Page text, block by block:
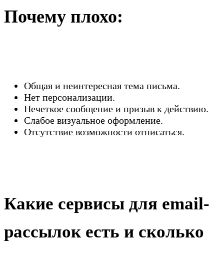
Почему плохо:
Общая и неинтересная тема письма.
Нет персонализации.
Нечеткое сообщение и призыв к действию.
Слабое визуальное оформление.
Отсутствие возможности отписаться.
Какие сервисы для email-
рассылок есть и сколько